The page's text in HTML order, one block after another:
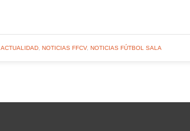
ACTUALIDAD, NOTICIAS FFCV, NOTICIAS FÚTBOL SALA